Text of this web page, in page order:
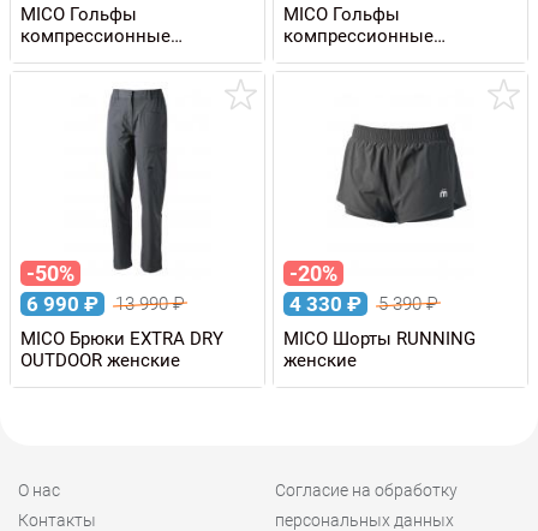
MICO Гольфы
компрессионные
COMPRESSION RUN
MICO Гольфы
компрессионные
COMPRESSION RUN
-50%
6 990 ₽ 13 990₽
MICO Брюки EXTRA DRY
OUTDOOR женские
-20%
4 330 ₽ 5 390₽
MICO Шорты RUNNING
женские
О нас
Контакты
Согласие на обработку
персональных данных